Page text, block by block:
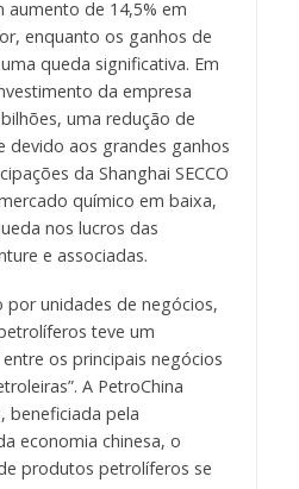
aumento de 14,5% em
enquanto os ganhos de
queda significativa. Em
da empresa
uma redução de
devido aos grandes ganhos
da Shanghai SECCO
químico em baixa,
nos lucros das
e associadas.
por unidades de negócios,
teve um
os principais negócios
A PetroChina
beneficiada pela
economia chinesa, o
produtos petrolíferos se